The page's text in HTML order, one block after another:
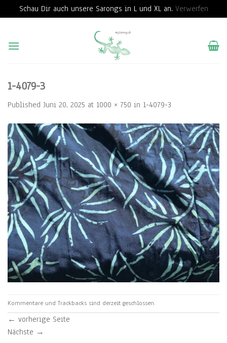
Schau Dir auch unsere Sarongs in L und XL an. Verwerfen
content
1-4079-3
Published Juni 20, 2025 at 1000 × 750 in 1-4079-3
Kommentare und Trackbacks sind derzeit geschlossen.
← vorherige Seite
Nächste →